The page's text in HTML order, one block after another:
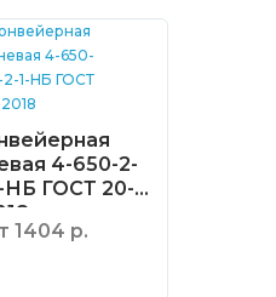
4-650-2-
НБ ГОСТ 20-
1404 р.